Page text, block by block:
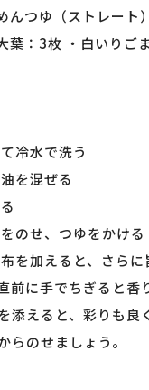
んつゆ（ストレート
葉：3枚 ・白いりご
冷水で洗う
を混ぜる
のせ、つゆをかける
布を加えると、さら
前に手でちぎると香
添えると、彩りも良
らのせましょう。